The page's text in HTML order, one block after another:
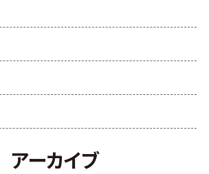
アーカイブ